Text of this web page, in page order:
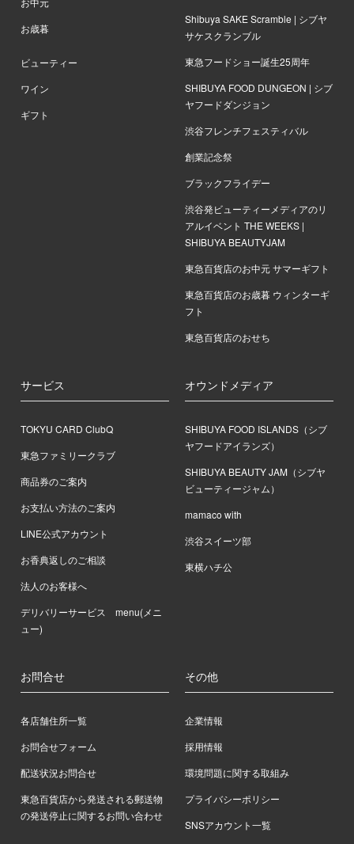
お歳暮
ビューティー
ワイン
ギフト
Shibuya SAKE Scramble | シブヤ
サケスクランブル
東急フードショー誕生25周年
SHIBUYA FOOD DUNGEON | シブ
ヤフードダンジョン
渋谷フレンチフェスティバル
創業記念祭
ブラックフライデー
渋谷発ビューティーメディアのリ
アルイベント THE WEEKS |
SHIBUYA BEAUTYJAM
東急百貨店のお中元 サマーギフト
東急百貨店のお歳暮 ウィンターギ
フト
東急百貨店のおせち
サービス
TOKYU CARD ClubQ
東急ファミリークラブ
商品券のご案内
お支払い方法のご案内
LINE公式アカウント
お香典返しのご相談
法人のお客様へ
デリバリーサービス menu(メニ
ュー)
オウンドメディア
SHIBUYA FOOD ISLANDS（シブ
ヤフードアイランズ）
SHIBUYA BEAUTY JAM（シブヤ
ビューティージャム）
mamaco with
渋谷スイーツ部
東横ハチ公
お問合せ
各店舗住所一覧
お問合せフォーム
配送状況お問合せ
東急百貨店から発送される郵送物
の発送停止に関するお問い合わせ
その他
企業情報
採用情報
環境問題に関する取組み
プライバシーポリシー
SNSアカウント一覧